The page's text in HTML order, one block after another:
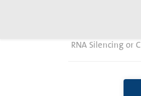
RNA Silencing or